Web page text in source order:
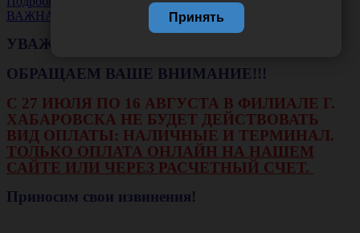
ВАЖНАЯ НОВОСТЬ
УВАЖАЕМЫЕ КЛИЕНТЫ!
ОБРАЩАЕМ ВАШЕ ВНИМАНИЕ!!!
С 27 ИЮЛЯ ПО 16 АВГУСТА В ФИЛИАЛЕ Г.
ХАБАРОВСКА НЕ БУДЕТ ДЕЙСТВОВАТЬ
ВИД ОПЛАТЫ: НАЛИЧНЫЕ И ТЕРМИНАЛ.
ТОЛЬКО ОПЛАТА ОНЛАЙН НА НАШЕМ
САЙТЕ ИЛИ ЧЕРЕЗ РАСЧЕТНЫЙ СЧЕТ.
Приносим свои извинения!
Принять